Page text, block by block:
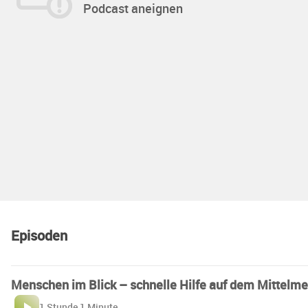
Podcast aneignen
Episoden
Menschen im Blick – schnelle Hilfe auf dem